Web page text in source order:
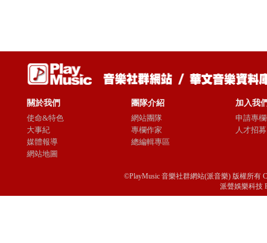
關於我們
使命&特色
大事紀
媒體報導
網站地圖
團隊介紹
網站團隊
專欄作家
總編輯專區
加入我
申請專
人才招募
©PlayMusic 音樂社群網站(派音樂) 版權所有
派聲娛樂科技